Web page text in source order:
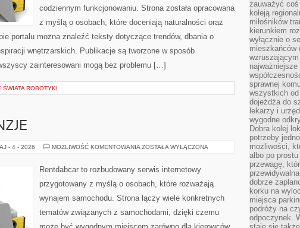
codziennym funkcjonowaniu. Strona została opracowana
z myślą o osobach, które doceniają naturalności oraz
portalu można znaleźć teksty dotyczące trendów, dbania o
wnętrzarskich. Publikacje są tworzone w sposób
zainteresowani mogą bez problemu […]
ŚWIATA ROBOTYKI
- 4 - 2026 MOŻLIWOŚĆ KOMENTOWANIA TESTY
ZOSTAŁA WYŁĄCZONA
Rentdabcar to rozbudowany serwis internetowy
przygotowany z myślą o osobach, które rozważają
wynajem samochodu. Strona łączy wiele konkretnych
tematów związanych z samochodami, dzięki czemu
zauważyć
koleją
miłośników
kierunkiem
wyłącznie o
mieszkańców
sprawnej
wszystkich od
dojeżdża do
lekarzy i
wygodne
Dobra kolej
potrzeby
możliwości,
albo po
przewagę,
dobrze
korku na
miejsca
podróży na
odpoczynek.